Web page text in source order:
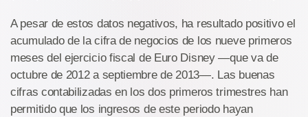
A pesar de estos datos negativos, ha resultado positivo el
acumulado de la cifra de negocios de los nueve primeros
meses del ejercicio fiscal de Euro Disney —que va de
octubre de 2012 a septiembre de 2013—. Las buenas
cifras contabilizadas en los dos primeros trimestres han
permitido que los ingresos de este periodo hayan